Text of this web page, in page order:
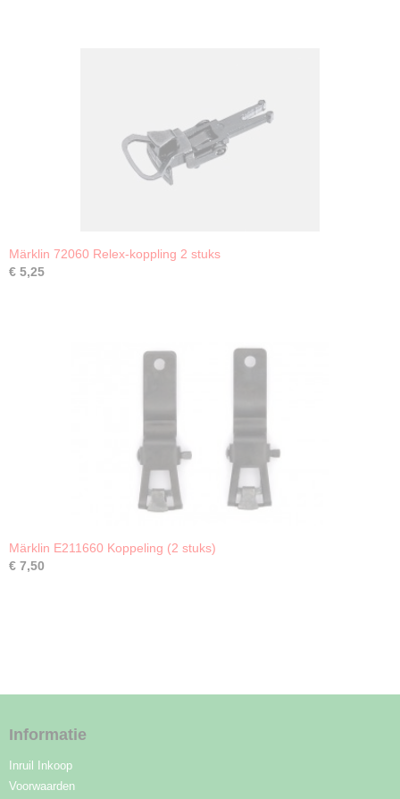
Märklin 72060 Relex-koppling 2 stuks
€ 5,25
Märklin E211660 Koppeling (2 stuks)
€ 7,50
Informatie
Inruil Inkoop
Voorwaarden